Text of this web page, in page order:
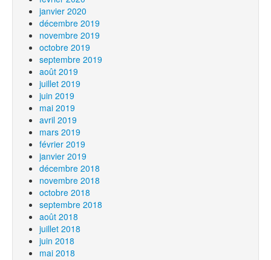
janvier 2020
décembre 2019
novembre 2019
octobre 2019
septembre 2019
août 2019
juillet 2019
juin 2019
mai 2019
avril 2019
mars 2019
février 2019
janvier 2019
décembre 2018
novembre 2018
octobre 2018
septembre 2018
août 2018
juillet 2018
juin 2018
mai 2018